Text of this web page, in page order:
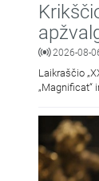
2026-08-
Laikraščio
„Magnificat“